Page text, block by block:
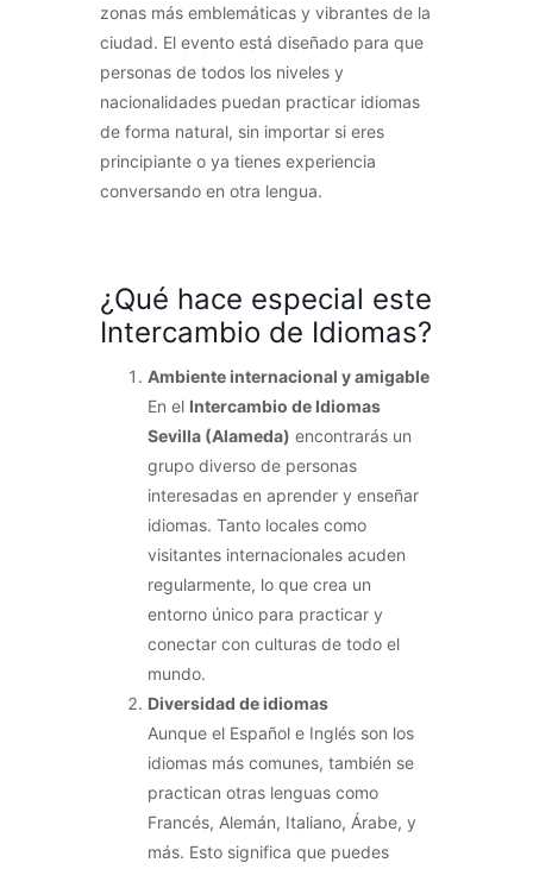
zonas más emblemáticas y vibrantes de la
ciudad. El evento está diseñado para que
personas de todos los niveles y
nacionalidades puedan practicar idiomas
de forma natural, sin importar si eres
principiante o ya tienes experiencia
conversando en otra lengua.
¿Qué hace especial este
Intercambio de Idiomas?
Ambiente internacional y amigable
En el Intercambio de Idiomas
Sevilla (Alameda) encontrarás un
grupo diverso de personas
interesadas en aprender y enseñar
idiomas. Tanto locales como
visitantes internacionales acuden
regularmente, lo que crea un
entorno único para practicar y
conectar con culturas de todo el
mundo.
Diversidad de idiomas
Aunque el Español e Inglés son los
idiomas más comunes, también se
practican otras lenguas como
Francés, Alemán, Italiano, Árabe, y
más. Esto significa que puedes